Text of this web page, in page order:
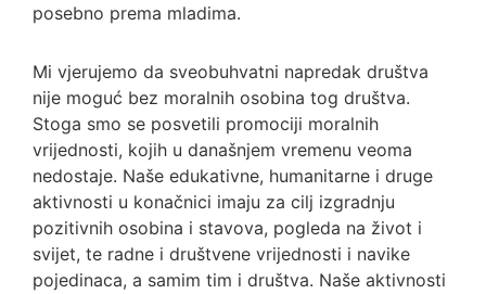
posebno prema mladima.
Mi vjerujemo da sveobuhvatni napredak društva
nije moguć bez moralnih osobina tog društva.
Stoga smo se posvetili promociji moralnih
vrijednosti, kojih u današnjem vremenu veoma
nedostaje. Naše edukativne, humanitarne i druge
aktivnosti u konačnici imaju za cilj izgradnju
pozitivnih osobina i stavova, pogleda na život i
svijet, te radne i društvene vrijednosti i navike
pojedinaca, a samim tim i društva. Naše aktivnosti